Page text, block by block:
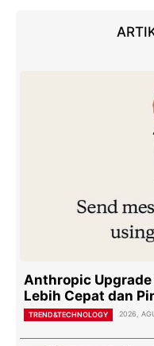
Anthropic Upgrade
Lebih Cepat dan
TREND&TECHNOLOGY 2026,